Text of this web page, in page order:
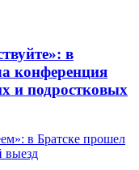
в
конференция
и подростковых